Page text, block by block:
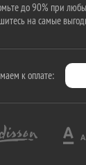
до 90% при
на самые
к оплате: